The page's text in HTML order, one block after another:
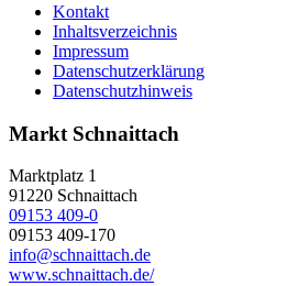
Kontakt
Inhaltsverzeichnis
Impressum
Datenschutzerklärung
Datenschutzhinweis
Markt Schnaittach
Marktplatz 1
91220 Schnaittach
09153 409-0
09153 409-170
info@schnaittach.de
www.schnaittach.de/